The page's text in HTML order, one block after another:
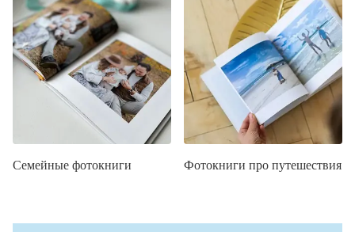
Семейные фотокниги Фотокниги про путешествия